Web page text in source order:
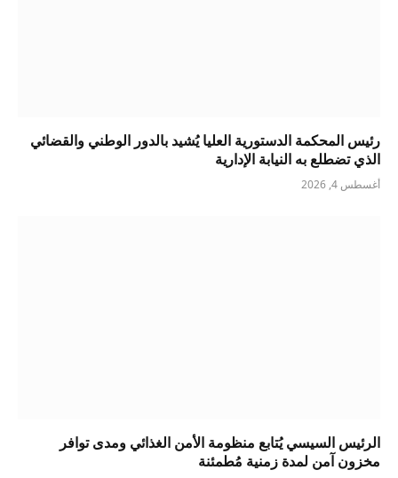
رئيس المحكمة الدستورية العليا يُشيد بالدور الوطني والقضائي
الذي تضطلع به النيابة الإدارية
أغسطس 4, 2026
الرئيس السيسي يُتابع منظومة الأمن الغذائي ومدى توافر
مخزون آمن لمدة زمنية مُطمئنة